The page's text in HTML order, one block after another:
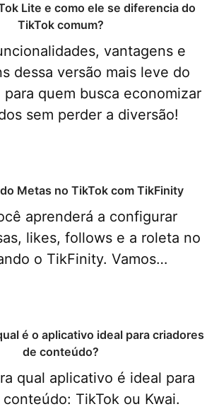
Lite e como ele se diferencia do
TikTok comum?
vantagens e
dessa versão mais leve do
para quem busca economizar
sem perder a diversão!
Metas no TikTok com TikFinity
aprenderá a configurar
likes, follows e a roleta no
o TikFinity. Vamos…
é o aplicativo ideal para criadores
de conteúdo?
qual aplicativo é ideal para
TikTok ou Kwai.